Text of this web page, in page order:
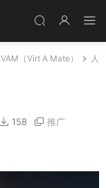
VAM（Virt A Mate）
人
158 推广